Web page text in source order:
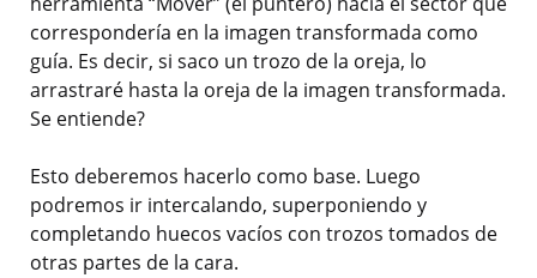
correspondería en la imagen transformada como
guía. Es decir, si saco un trozo de la oreja, lo
arrastraré hasta la oreja de la imagen transformada.
Se entiende?
Esto deberemos hacerlo como base. Luego
podremos ir intercalando, superponiendo y
completando huecos vacíos con trozos tomados de
otras partes de la cara.